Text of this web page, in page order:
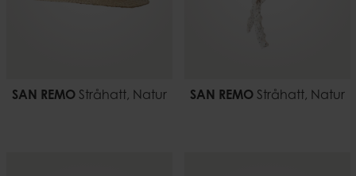
SAN REMOStråhatt, Natur SAN REMOStråhatt, Natur